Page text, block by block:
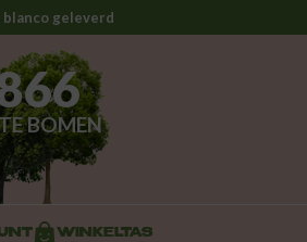
geleverd
BOMEN
WINKELTAS